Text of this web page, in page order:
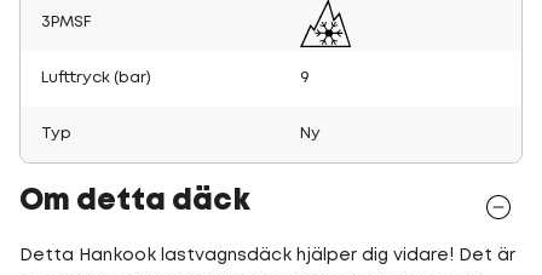
3PMSF
Lufttryck (bar) 9
Typ Ny
Om detta däck
Detta Hankook lastvagnsdäck hjälper dig vidare! Det är